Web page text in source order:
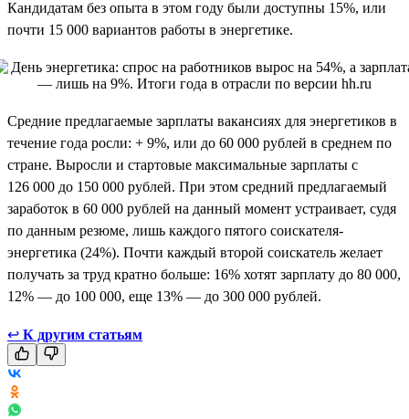
Кандидатам без опыта в этом году были доступны 15%, или
почти 15 000 вариантов работы в энергетике.
Средние предлагаемые зарплаты вакансиях для энергетиков в
течение года росли: + 9%, или до 60 000 рублей в среднем по
стране. Выросли и стартовые максимальные зарплаты с
126 000 до 150 000 рублей. При этом средний предлагаемый
заработок в 60 000 рублей на данный момент устраивает, судя
по данным резюме, лишь каждого пятого соискателя-
энергетика (24%). Почти каждый второй соискатель желает
получать за труд кратно больше: 16% хотят зарплату до 80 000,
12% — до 100 000, еще 13% — до 300 000 рублей.
↩ К другим статьям